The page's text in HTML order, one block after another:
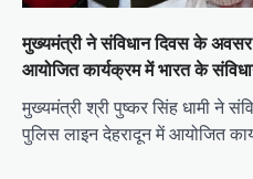
मुख्यमंत्री ने संविधान दिवस के
आयोजित कार्यक्रम में भारत के
मुख्यमंत्री श्री पुष्कर सिंह धामी ने
पुलिस लाइन देहरादून में आयोजित